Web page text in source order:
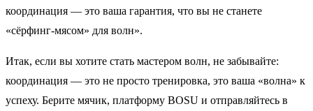
координация — это ваша гарантия, что вы не станете
«сёрфинг-мясом» для волн».
Итак, если вы хотите стать мастером волн, не забывайте:
координация — это не просто тренировка, это ваша «волна» к
успеху. Берите мячик, платформу BOSU и отправляйтесь в